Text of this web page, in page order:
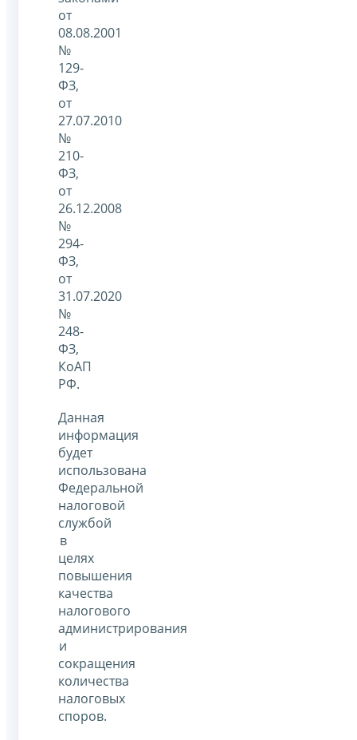
от
08.08.2001
№
129-
ФЗ,
от
27.07.2010
№
210-
ФЗ,
от
26.12.2008
№
294-
ФЗ,
от
31.07.2020
№
248-
ФЗ,
КоАП
РФ.
Данная
информация
будет
использована
Федеральной
налоговой
службой
в
целях
повышения
качества
налогового
администрирования
и
сокращения
количества
налоговых
споров.